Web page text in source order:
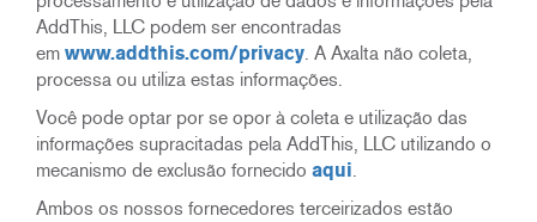
AddThis, LLC podem ser encontradas
em www.addthis.com/privacy. A Axalta não coleta,
processa ou utiliza estas informações.
Você pode optar por se opor à coleta e utilização das
informações supracitadas pela AddThis, LLC utilizando o
mecanismo de exclusão fornecido aqui.
Ambos os nossos fornecedores terceirizados estão